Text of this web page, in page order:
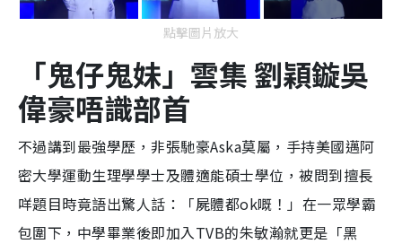
點擊圖片放大
「鬼仔鬼妹」 雲集 劉穎鏇吳
偉豪唔識部首
不過講到最強學歷，非張馳豪Aska莫屬，手持美國邁阿
密大學運動生理學學士及體適能碩士學位，被問到擅長
咩題目時竟語出驚人話：「屍體都ok嘅！」在一眾學霸
包圍下，中學畢業後即加入TVB的朱敏瀚就更是「黑